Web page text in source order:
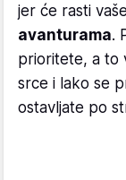
jer će rasti
avanturama.
prioritete, a to
srce i lako se
ostavljate po